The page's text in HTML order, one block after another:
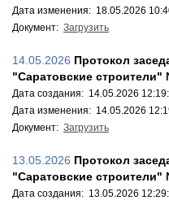
Дата изменения: 18.05.2026
Документ: Загрузить
14.05.2026 Протокол
"Саратовские строители"
Дата создания: 14.05.2026
Дата изменения: 14.05.2026
Документ: Загрузить
13.05.2026 Протокол
"Саратовские строители"
Дата создания: 13.05.2026